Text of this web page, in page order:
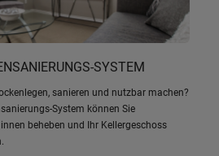
SYSTEM
sanieren und nutzbar machen?
System können Sie
beheben und Ihr Kellergeschoss